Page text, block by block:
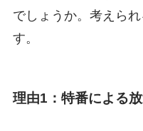
でしょうか。考えら
す。
理由1：特番による